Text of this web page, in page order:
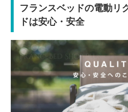
フランスベッドの電動リ
ドは安心・安全